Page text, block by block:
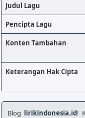
Judul Lagu
Pencipta Lagu
Konten Tambahan
Keterangan Hak Cipta
Blog lirikindonesia.id!